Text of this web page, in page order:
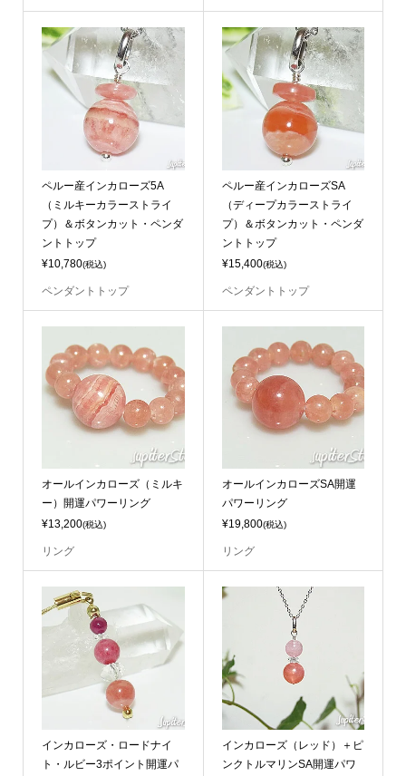
ペルー産インカローズ5A
（ミルキーカラーストライ
プ）＆ボタンカット・ペンダ
ントトップ
¥10,780(税込)
ペンダントトップ
ペルー産インカローズSA
（ディープカラーストライ
プ）＆ボタンカット・ペンダ
ントトップ
¥15,400(税込)
ペンダントトップ
オールインカローズ（ミルキ
ー）開運パワーリング
¥13,200(税込)
リング
オールインカローズSA開運
パワーリング
¥19,800(税込)
リング
インカローズ・ロードナイ
ト・ルビー3ポイント開運パ
インカローズ（レッド）＋ピ
ンクトルマリンSA開運パワ